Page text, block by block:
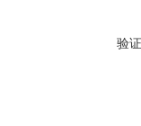
验